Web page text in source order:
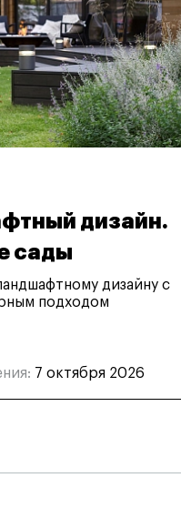
дизайн.
сады
дизайну с
подходом
7 октября 2026